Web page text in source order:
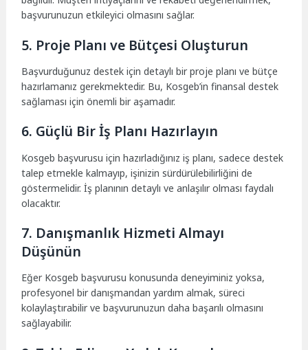
başvurunuzun etkileyici olmasını sağlar.
5. Proje Planı ve Bütçesi Oluşturun
Başvurduğunuz destek için detaylı bir proje planı ve bütçe
hazırlamanız gerekmektedir. Bu, Kosgeb’in finansal destek
sağlaması için önemli bir aşamadır.
6. Güçlü Bir İş Planı Hazırlayın
Kosgeb başvurusu için hazırladığınız iş planı, sadece destek
talep etmekle kalmayıp, işinizin sürdürülebilirliğini de
göstermelidir. İş planının detaylı ve anlaşılır olması faydalı
olacaktır.
7. Danışmanlık Hizmeti Almayı
Düşünün
Eğer Kosgeb başvurusu konusunda deneyiminiz yoksa,
profesyonel bir danışmandan yardım almak, süreci
kolaylaştırabilir ve başvurunuzun daha başarılı olmasını
sağlayabilir.